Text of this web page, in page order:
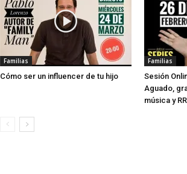
Familias
Cómo ser un influencer de tu hijo
Familias
Sesión
Aguado,
música y